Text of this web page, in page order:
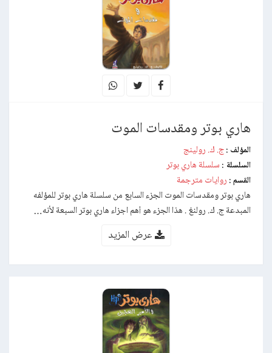
هاري بوتر ومقدسات الموت
المؤلف : ج. ك. رولينج
السلسلة : سلسلة هاري بوتر
القسم : روايات مترجمة
هاري بوتر ومقدسات الموت الجزء السابع من سلسلة هاري بوتر للمؤلفه
المبدعة ج. ك. رولنغ . هذا الجزء هو أهم اجزاء هاري بوتر السبعة لأنه…
عرض المزيد